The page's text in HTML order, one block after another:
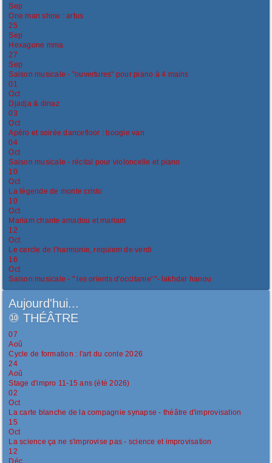
Sep
One man show : artus
25
Sep
Hexagone mma
27
Sep
Saison musicale - "ouvertures" pour piano à 4 mains
01
Oct
Djadja & dinaz
03
Oct
Apéro et soirée dancefloor : boogie van
04
Oct
Saison musicale - récital pour violoncelle et piano
10
Oct
La légende de monte cristo
10
Oct
Mariam chante amadou et mariam
12
Oct
Le cercle de l’harmonie, requiem de verdi
16
Oct
Saison musicale - " les orients d'occitanie' "- lakhdar hanou
Aujourd'hui...
⑩THÉÂTRE
07
Aoû
Cycle de formation : l'art du conte 2026
24
Aoû
Stage d'impro 11-15 ans (été 2026)
02
Oct
La carte blanche de la compagnie synapse - théâtre d'improvisation
15
Oct
La science ça ne s'improvise pas - science et improvisation
12
Déc